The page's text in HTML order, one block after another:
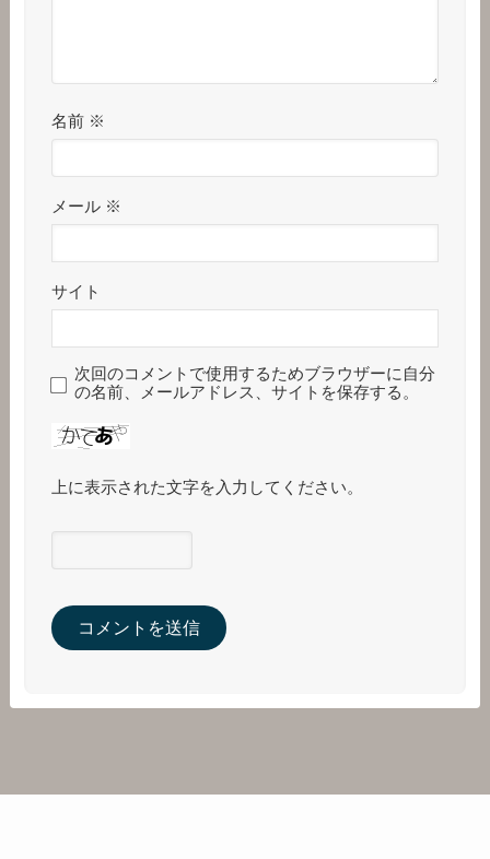
名前 ※
メール ※
サイト
次回のコメントで使用するためブラウザーに自分
の名前、メールアドレス、サイトを保存する。
上に表示された文字を入力してください。